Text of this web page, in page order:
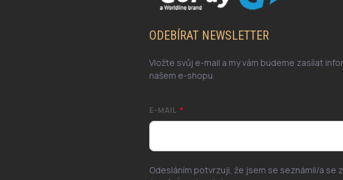
ODEBÍRAT NEWSLETTER
Vložte svůj e-mail a my vám budeme zasílat
našem e-shopu.
E-MAIL
Odesláním potvrzuji, že jsem se seznámil/a se